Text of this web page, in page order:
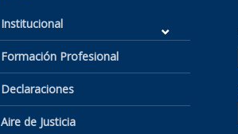
Institucional
Formación Profesional
Declaraciones
Aire de Justicia